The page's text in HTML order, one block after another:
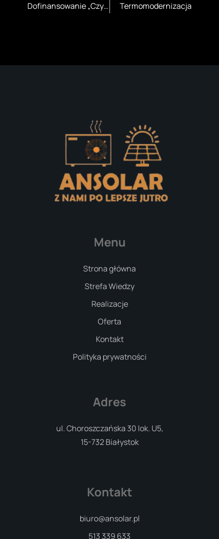
Dofinansowanie „Czyste Powietrze” Termomodernizacja
Menu
Strona główna
Strefa Wiedzy
Realizacje
Oferta
Kontakt
Polityka prywatności
Adres
ul. Choroszczańska 30 lok. U5,
15-732 Białystok
Kontakt
biuro@ansolar.pl
513 339 633